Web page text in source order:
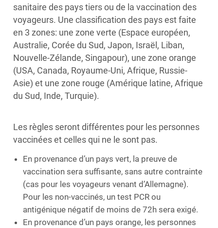
sanitaire des pays tiers ou de la vaccination des
voyageurs. Une classification des pays est faite
en 3 zones: une zone verte (Espace européen,
Australie, Corée du Sud, Japon, Israël, Liban,
Nouvelle-Zélande, Singapour), une zone orange
(USA, Canada, Royaume-Uni, Afrique, Russie-
Asie) et une zone rouge (Amérique latine, Afrique
du Sud, Inde, Turquie).
Les règles seront différentes pour les personnes
vaccinées et celles qui ne le sont pas.
En provenance d’un pays vert, la preuve de
vaccination sera suffisante, sans autre contrainte
(cas pour les voyageurs venant d’Allemagne).
Pour les non-vaccinés, un test PCR ou
antigénique négatif de moins de 72h sera exigé.
En provenance d’un pays orange, les personnes